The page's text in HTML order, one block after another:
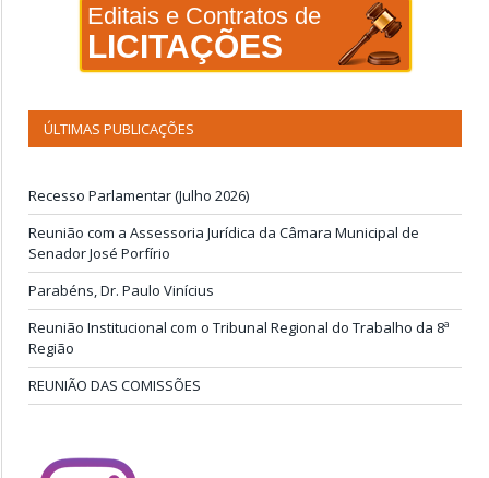
Editais e Contratos de
LICITAÇÕES
ÚLTIMAS PUBLICAÇÕES
Recesso Parlamentar (Julho 2026)
Reunião com a Assessoria Jurídica da Câmara Municipal de
Senador José Porfírio
Parabéns, Dr. Paulo Vinícius
Reunião Institucional com o Tribunal Regional do Trabalho da 8ª
Região
REUNIÃO DAS COMISSÕES